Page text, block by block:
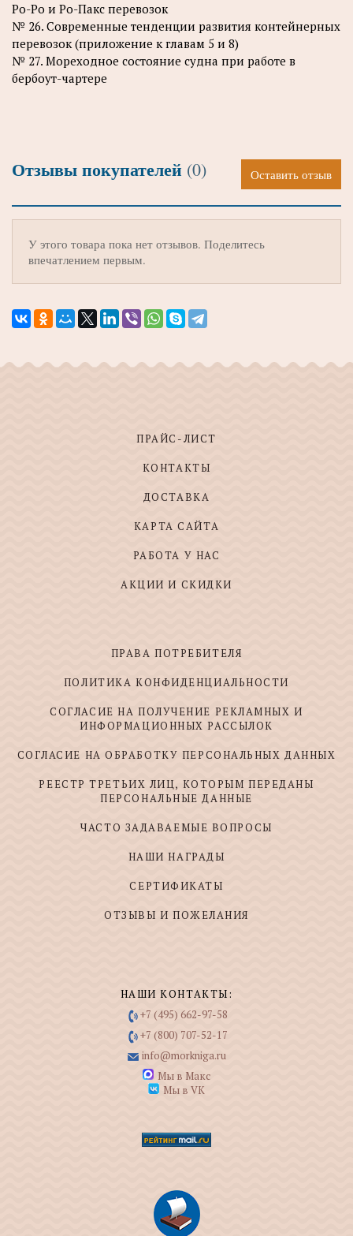
Ро-Ро и Ро-Пакс перевозок
№ 26. Современные тенденции развития контейнерных
перевозок (приложение к главам 5 и 8)
№ 27. Мореходное состояние судна при работе в
бербоут-чартере
Отзывы покупателей (0) Оставить отзыв
У этого товара пока нет отзывов. Поделитесь
впечатлением первым.
ПРАЙС-ЛИСТ
КОНТАКТЫ
ДОСТАВКА
КАРТА САЙТА
РАБОТА У НАС
АКЦИИ И СКИДКИ
ПРАВА ПОТРЕБИТЕЛЯ
ПОЛИТИКА КОНФИДЕНЦИАЛЬНОСТИ
СОГЛАСИЕ НА ПОЛУЧЕНИЕ РЕКЛАМНЫХ И
ИНФОРМАЦИОННЫХ РАССЫЛОК
СОГЛАСИЕ НА ОБРАБОТКУ ПЕРСОНАЛЬНЫХ ДАННЫХ
РЕЕСТР ТРЕТЬИХ ЛИЦ, КОТОРЫМ ПЕРЕДАНЫ
ПЕРСОНАЛЬНЫЕ ДАННЫЕ
ЧАСТО ЗАДАВАЕМЫЕ ВОПРОСЫ
НАШИ НАГРАДЫ
СЕРТИФИКАТЫ
ОТЗЫВЫ И ПОЖЕЛАНИЯ
НАШИ КОНТАКТЫ:
+7 (495) 662-97-58
+7 (800) 707-52-17
info@morkniga.ru
Мы в Макс
Мы в VK